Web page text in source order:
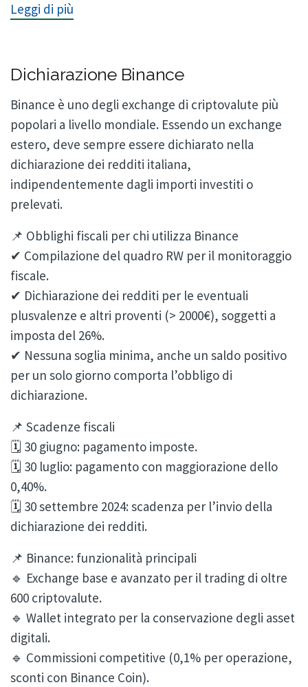
Leggi di più
Dichiarazione Binance
Binance è uno degli exchange di criptovalute più
popolari a livello mondiale. Essendo un exchange
estero, deve sempre essere dichiarato nella
dichiarazione dei redditi italiana,
indipendentemente dagli importi investiti o
prelevati.
📌 Obblighi fiscali per chi utilizza Binance
✔ Compilazione del quadro RW per il monitoraggio
fiscale.
✔ Dichiarazione dei redditi per le eventuali
plusvalenze e altri proventi (> 2000€), soggetti a
imposta del 26%.
✔ Nessuna soglia minima, anche un saldo positivo
per un solo giorno comporta l’obbligo di
dichiarazione.
📌 Scadenze fiscali
🗓️ 30 giugno: pagamento imposte.
🗓️ 30 luglio: pagamento con maggiorazione dello
0,40%.
🗓️ 30 settembre 2024: scadenza per l’invio della
dichiarazione dei redditi.
📌 Binance: funzionalità principali
🔹 Exchange base e avanzato per il trading di oltre
600 criptovalute.
🔹 Wallet integrato per la conservazione degli asset
digitali.
🔹 Commissioni competitive (0,1% per operazione,
sconti con Binance Coin).